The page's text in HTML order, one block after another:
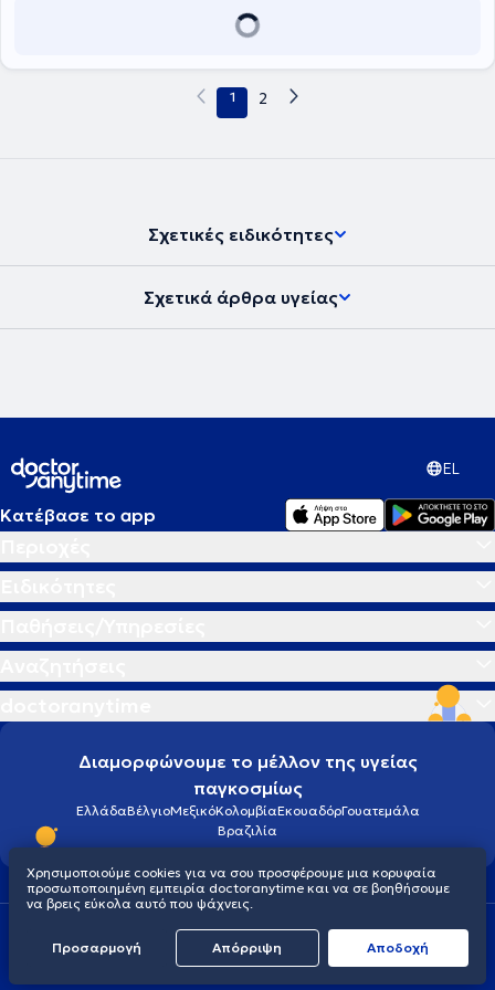
Τέλος, ο γιατρός είναι μέλος του Ιατρικού Συλλόγου Αθηνών, της
1 2
Σχετικές ειδικότητες
Σχετικά άρθρα υγείας
EL
Κατέβασε το app
Διαμορφώνουμε το μέλλον της υγείας
παγκοσμίως
ΕλλάδαΒέλγιοΜεξικόΚολομβίαΕκουαδόρΓουατεμάλα
Βραζιλία
Πολιτική προστασίας προσωπικού απορρήτου
© 2026 doctoranytime
Χρησιμοποιούμε cookies για να σου προσφέρουμε μια κορυφαία
προσωποποιημένη εμπειρία doctoranytime και να σε βοηθήσουμε
να βρεις εύκολα αυτό που ψάχνεις.
Προσαρμογή Απόρριψη Aποδοχή